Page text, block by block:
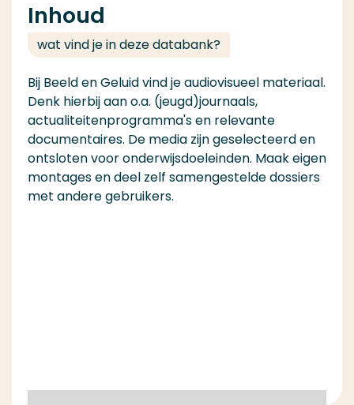
Inhoud
wat vind je in deze databank?
Bij Beeld en Geluid vind je audiovisueel materiaal.
Denk hierbij aan o.a. (jeugd)journaals,
actualiteitenprogramma's en relevante
documentaires. De media zijn geselecteerd en
ontsloten voor onderwijsdoeleinden. Maak eigen
montages en deel zelf samengestelde dossiers
met andere gebruikers.